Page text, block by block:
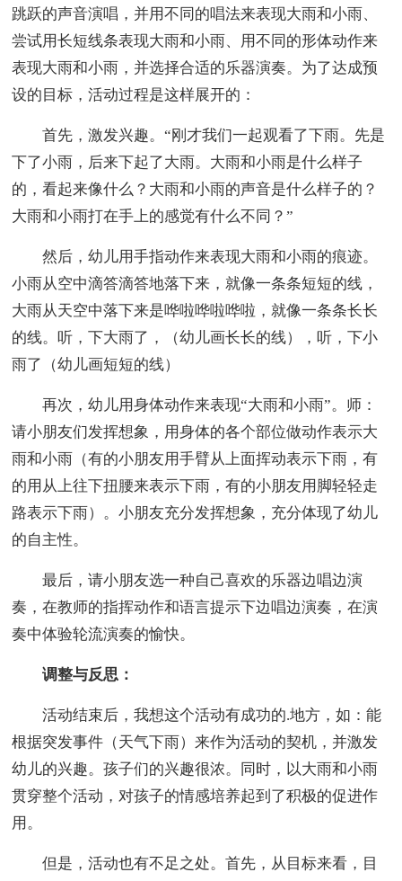
跳跃的声音演唱，并用不同的唱法来表现大雨和小雨、
尝试用长短线条表现大雨和小雨、用不同的形体动作来
表现大雨和小雨，并选择合适的乐器演奏。为了达成预
设的目标，活动过程是这样展开的：
首先，激发兴趣。“刚才我们一起观看了下雨。先是
下了小雨，后来下起了大雨。大雨和小雨是什么样子
的，看起来像什么？大雨和小雨的声音是什么样子的？
大雨和小雨打在手上的感觉有什么不同？”
然后，幼儿用手指动作来表现大雨和小雨的痕迹。
小雨从空中滴答滴答地落下来，就像一条条短短的线，
大雨从天空中落下来是哗啦哗啦哗啦，就像一条条长长
的线。听，下大雨了，（幼儿画长长的线），听，下小
雨了（幼儿画短短的线）
再次，幼儿用身体动作来表现“大雨和小雨”。师：
请小朋友们发挥想象，用身体的各个部位做动作表示大
雨和小雨（有的小朋友用手臂从上面挥动表示下雨，有
的用从上往下扭腰来表示下雨，有的小朋友用脚轻轻走
路表示下雨）。小朋友充分发挥想象，充分体现了幼儿
的自主性。
最后，请小朋友选一种自己喜欢的乐器边唱边演
奏，在教师的指挥动作和语言提示下边唱边演奏，在演
奏中体验轮流演奏的愉快。
调整与反思：
活动结束后，我想这个活动有成功的.地方，如：能
根据突发事件（天气下雨）来作为活动的契机，并激发
幼儿的兴趣。孩子们的兴趣很浓。同时，以大雨和小雨
贯穿整个活动，对孩子的情感培养起到了积极的促进作
用。
但是，活动也有不足之处。首先，从目标来看，目